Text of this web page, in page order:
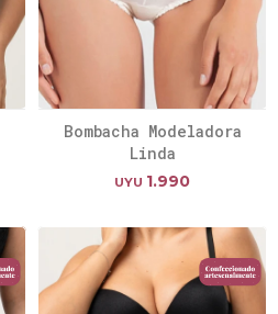
Bombacha Modeladora
Linda
UYU 1.990